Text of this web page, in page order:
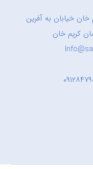
خان خیابان به آفرین